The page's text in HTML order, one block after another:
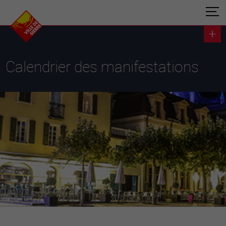
Calendrier des manifestations